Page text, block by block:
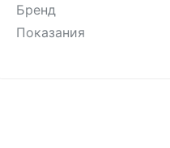
Бренд
Показания